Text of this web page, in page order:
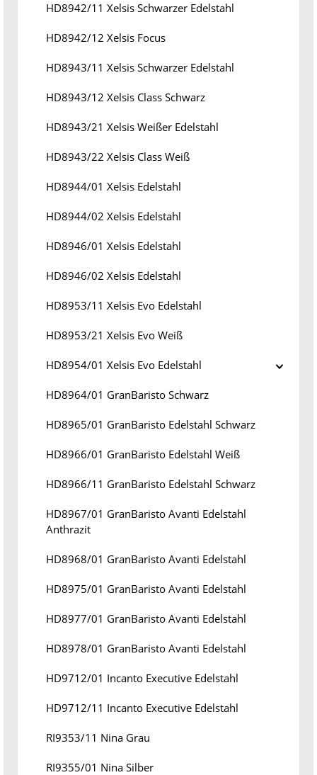
HD8942/11 Xelsis Schwarzer Edelstahl
HD8942/12 Xelsis Focus
HD8943/11 Xelsis Schwarzer Edelstahl
HD8943/12 Xelsis Class Schwarz
HD8943/21 Xelsis Weißer Edelstahl
HD8943/22 Xelsis Class Weiß
HD8944/01 Xelsis Edelstahl
HD8944/02 Xelsis Edelstahl
HD8946/01 Xelsis Edelstahl
HD8946/02 Xelsis Edelstahl
HD8953/11 Xelsis Evo Edelstahl
HD8953/21 Xelsis Evo Weiß
HD8954/01 Xelsis Evo Edelstahl
HD8964/01 GranBaristo Schwarz
HD8965/01 GranBaristo Edelstahl Schwarz
HD8966/01 GranBaristo Edelstahl Weiß
HD8966/11 GranBaristo Edelstahl Schwarz
HD8967/01 GranBaristo Avanti Edelstahl
Anthrazit
HD8968/01 GranBaristo Avanti Edelstahl
HD8975/01 GranBaristo Avanti Edelstahl
HD8977/01 GranBaristo Avanti Edelstahl
HD8978/01 GranBaristo Avanti Edelstahl
HD9712/01 Incanto Executive Edelstahl
HD9712/11 Incanto Executive Edelstahl
RI9353/11 Nina Grau
RI9355/01 Nina Silber